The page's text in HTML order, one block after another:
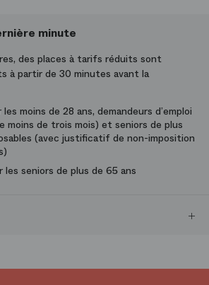
minute
des places à tarifs réduits sont
à partir de 30 minutes avant la
moins de 28 ans, demandeurs d’emploi
de trois mois) et seniors de plus
(avec justificatif de non-imposition
seniors de plus de 65 ans
des livres, des enregistrements, mais